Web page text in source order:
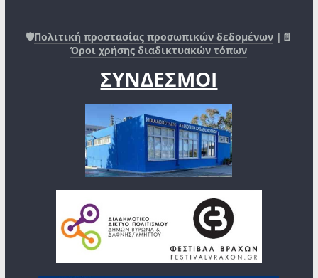
🛡️Πολιτική προστασίας προσωπικών δεδομένων |📄
Όροι χρήσης διαδικτυακών τόπων
ΣΥΝΔΕΣΜΟΙ